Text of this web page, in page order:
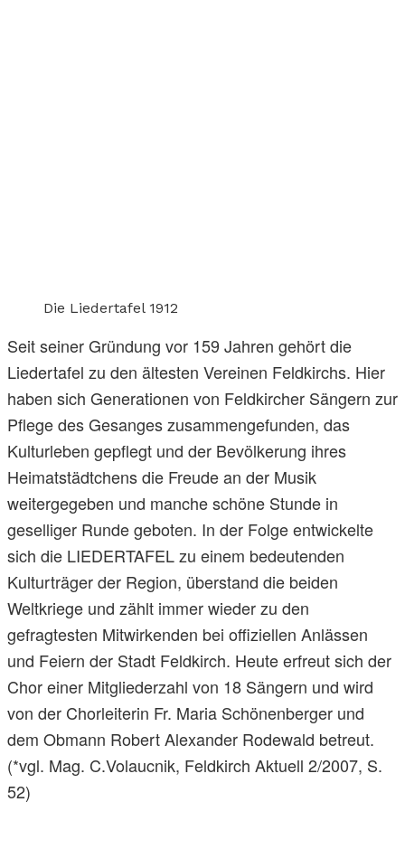
Die Liedertafel 1912
Seit seiner Gründung vor 159 Jahren gehört die
Liedertafel zu den ältesten Vereinen Feldkirchs. Hier
haben sich Generationen von Feldkircher Sängern zur
Pflege des Gesanges zusammengefunden, das
Kulturleben gepflegt und der Bevölkerung ihres
Heimatstädtchens die Freude an der Musik
weitergegeben und manche schöne Stunde in
geselliger Runde geboten. In der Folge entwickelte
sich die LIEDERTAFEL zu einem bedeutenden
Kulturträger der Region, überstand die beiden
Weltkriege und zählt immer wieder zu den
gefragtesten Mitwirkenden bei offiziellen Anlässen
und Feiern der Stadt Feldkirch. Heute erfreut sich der
Chor einer Mitgliederzahl von 18 Sängern und wird
von der Chorleiterin Fr. Maria Schönenberger und
dem Obmann Robert Alexander Rodewald betreut.
(*vgl. Mag. C.Volaucnik, Feldkirch Aktuell 2/2007, S.
52)